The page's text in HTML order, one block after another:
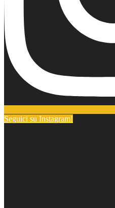
Seguici su Instagram!